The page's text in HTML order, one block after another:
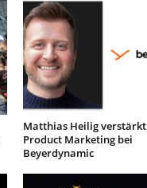
Matthias Heilig verstärkt
Product Marketing bei
Beyerdynamic